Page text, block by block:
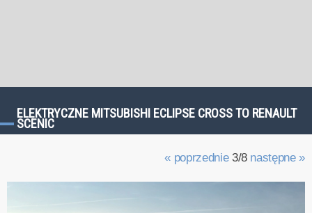
ELEKTRYCZNE MITSUBISHI ECLIPSE CROSS TO RENAULT
SCENIC
« poprzednie3/8 następne »